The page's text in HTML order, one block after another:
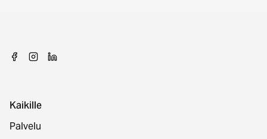
Kaikille
Palvelu